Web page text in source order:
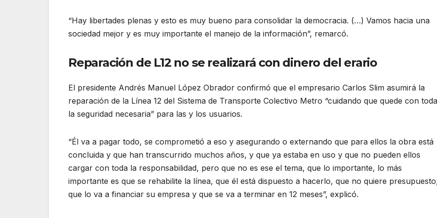
“Hay libertades plenas y esto es muy bueno para consolidar la democracia. (…) Vamos hacia una
sociedad mejor y es muy importante el manejo de la información”, remarcó.
Reparación de L12 no se realizará con dinero del erario
El presidente Andrés Manuel López Obrador confirmó que el empresario Carlos Slim asumirá la
reparación de la Línea 12 del Sistema de Transporte Colectivo Metro “cuidando que quede con toda
la seguridad necesaria” para las y los usuarios.
“Él va a pagar todo, se comprometió a eso y asegurando o externando que para ellos la obra está
concluida y que han transcurrido muchos años, y que ya estaba en uso y que no pueden ellos
cargar con toda la responsabilidad, pero que no es ese el tema, que lo importante, lo más
importante es que se rehabilite la línea, que él está dispuesto a hacerlo, que no quiere
que lo va a financiar su empresa y que se va a terminar en 12 meses”, explicó.